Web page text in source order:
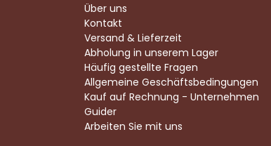
Über uns
Kontakt
Versand & Lieferzeit
Abholung in unserem Lager
Häufig gestellte Fragen
Allgemeine Geschäftsbedingungen
Kauf auf Rechnung - Unternehmen
Guider
Arbeiten Sie mit uns